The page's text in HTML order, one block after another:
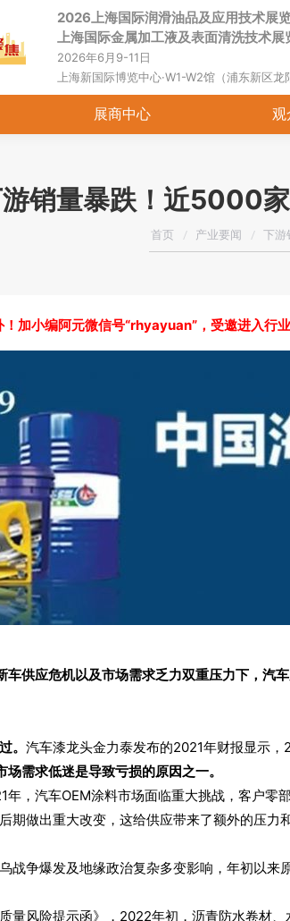
2026上海国际润滑油品及应用技术展
上海国际金属加工液及表面清洗技术展
2026年6月9-11日
上海新国际博览中心·W1-W2馆（浦东新区龙
展商中心 观
销量暴跌！近5000
您在这里：
首页 产业要闻 下游
！加小编阿元微信号“rhyayuan”，受邀进入行
车供应危机以及市场需求乏力双重压力下，汽
。 汽车漆龙头金力泰发布的2021年财报显示
场需求低迷是导致亏损的原因之一。
，汽车OEM涂料市场面临重大挑战，客户零
做出重大改变，这给供应带来了额外的压力和
战争爆发及地缘政治复杂多变影响，年初以来
量风险提示函》，2022年初，沥青防水卷材
首页 关于展会